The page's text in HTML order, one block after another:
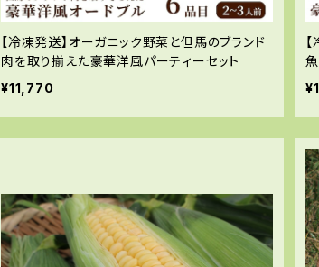
【冷凍発送】オーガニック野菜と但馬のブランド
肉を取り揃えた豪華洋風パーティーセット
¥11,770